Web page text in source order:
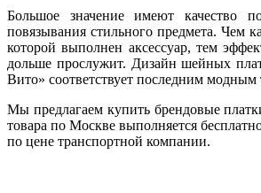
Большое значение имеют качество
повязывания стильного предмета. Чем
которой выполнен аксессуар, тем
дольше прослужит. Дизайн шейных
Вито» соответствует последним модным
Мы предлагаем купить брендовые
товара по Москве выполняется
по цене транспортной компании.